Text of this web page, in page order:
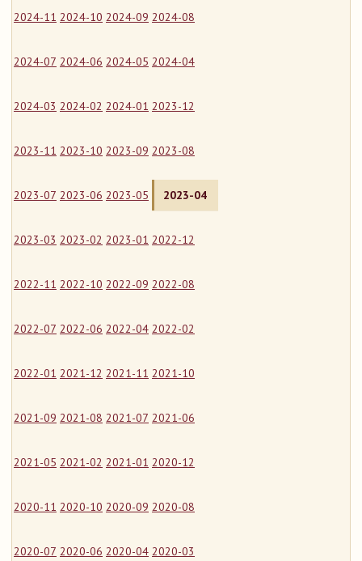
2024-11 2024-10 2024-09 2024-08
2024-07 2024-06 2024-05 2024-04
2024-03 2024-02 2024-01 2023-12
2023-11 2023-10 2023-09 2023-08
2023-07 2023-06 2023-05 2023-04
2023-03 2023-02 2023-01 2022-12
2022-11 2022-10 2022-09 2022-08
2022-07 2022-06 2022-04 2022-02
2022-01 2021-12 2021-11 2021-10
2021-09 2021-08 2021-07 2021-06
2021-05 2021-02 2021-01 2020-12
2020-11 2020-10 2020-09 2020-08
2020-07 2020-06 2020-04 2020-03